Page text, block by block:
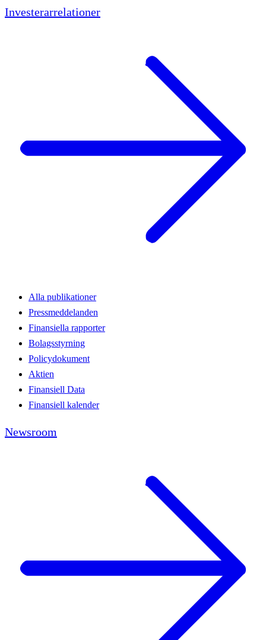
Investerarrelationer
Alla publikationer
Pressmeddelanden
Finansiella rapporter
Bolagsstyrning
Policydokument
Aktien
Finansiell Data
Finansiell kalender
Newsroom